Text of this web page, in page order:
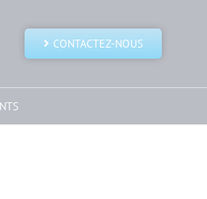
CONTACTEZ-NOUS